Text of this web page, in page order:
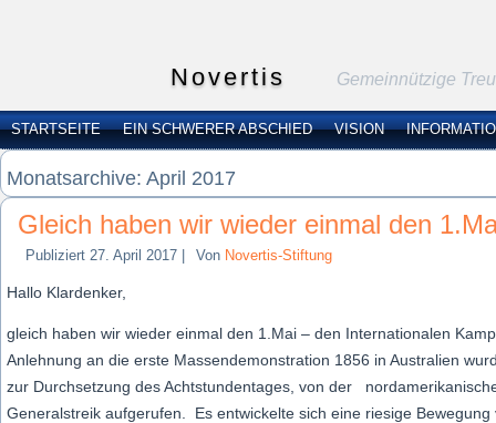
Novertis Gemeinnützige
STARTSEITE EIN SCHWERER ABSCHIED VISION
Monatsarchive: April 2017
Gleich haben wir wieder einmal den
Publiziert 27. April 2017 Von Novertis-Stiftung
Hallo Klardenker,
gleich haben wir wieder einmal den 1.Mai – den Internationalen
Anlehnung an die erste Massendemonstration 1856 in Australien
zur Durchsetzung des Achtstundentages, von der
Generalstreik aufgerufen. Es entwickelte sich eine riesige